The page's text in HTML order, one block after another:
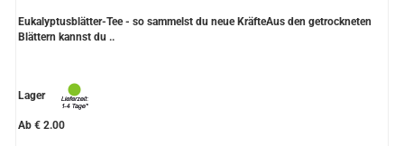
Eukalyptusblätter-Tee - so sammelst du neue KräfteAus den getrockneten
Blättern kannst du ..
Lager
Ab € 2.00